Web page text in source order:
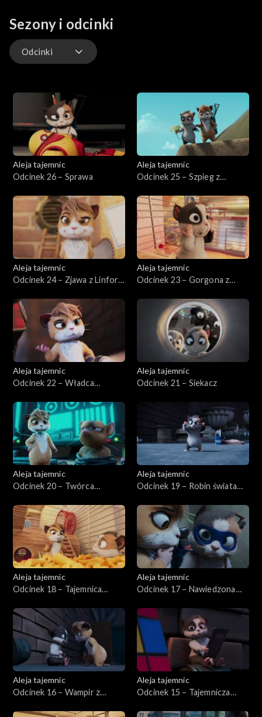
Sezony i odcinki
Odcinki
Aleja tajemnic
Odcinek 26 – Sprawa
Aleja tajemnic
Odcinek 25 – Szpieg z
Aleja tajemnic
Odcinek 24 – Zjawa z Linford
Aleja tajemnic
Odcinek 23 – Gorgona z
Aleja tajemnic
Odcinek 22 – Władca
Aleja tajemnic
Odcinek 21 – Siekacz
Aleja tajemnic
Odcinek 20 – Twórca
Aleja tajemnic
Odcinek 19 – Robin świata
Aleja tajemnic
Odcinek 18 – Tajemnica
Aleja tajemnic
Odcinek 17 – Nawiedzona
Aleja tajemnic
Odcinek 16 – Wampir z
Aleja tajemnic
Odcinek 15 – Tajemnicza